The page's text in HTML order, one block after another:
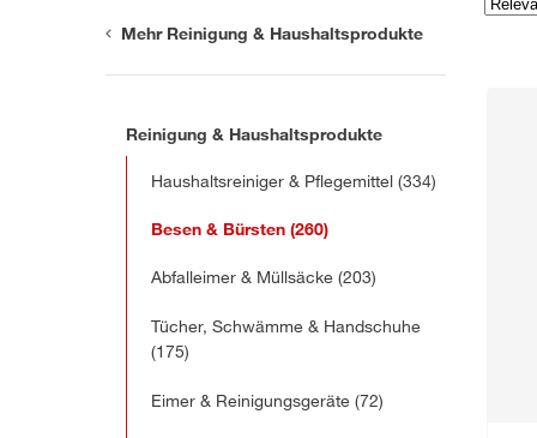
Mehr Reinigung & Haushaltsprodukte
Reinigung & Haushaltsprodukte
Haushaltsreiniger & Pflegemittel (334)
Besen & Bürsten (260)
Abfalleimer & Müllsäcke (203)
Tücher, Schwämme & Handschuhe
(175)
Eimer & Reinigungsgeräte (72)